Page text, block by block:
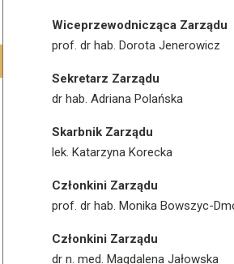
Wiceprzewodnicząca Zarządu
prof. dr hab. Dorota Jenerowicz
Sekretarz Zarządu
dr hab. Adriana Polańska
Skarbnik Zarządu
lek. Katarzyna Korecka
Członkini Zarządu
prof. dr hab. Monika Bowszyc-
Członkini Zarządu
dr n. med. Magdalena Jałowska